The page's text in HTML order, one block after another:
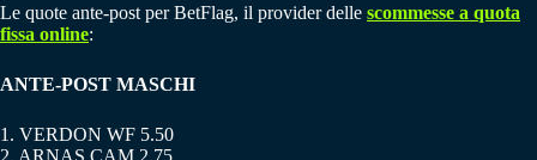
Le quote ante-post per BetFlag, il provider delle scommesse a quota
fissa online:
ANTE-POST MASCHI
1. VERDON WF 5.50
2. ARNAS CAM 2.75